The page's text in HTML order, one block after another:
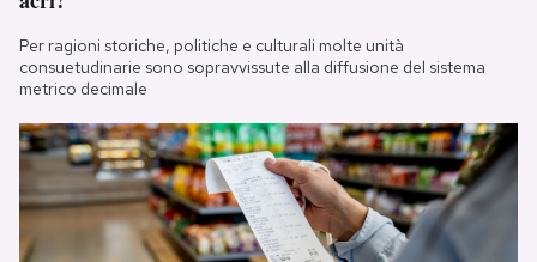
Per ragioni storiche, politiche e culturali molte unità
consuetudinarie sono sopravvissute alla diffusione del sistema
metrico decimale